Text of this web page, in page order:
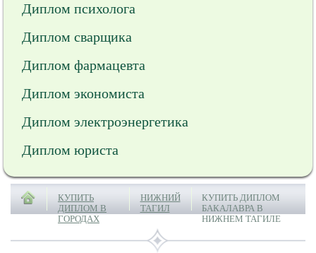
Диплом психолога
Диплом сварщика
Диплом фармацевта
Диплом экономиста
Диплом электроэнергетика
Диплом юриста
КУПИТЬ
ДИПЛОМ В
ГОРОДАХ
НИЖНИЙ
ТАГИЛ
КУПИТЬ ДИПЛОМ
БАКАЛАВРА В
НИЖНЕМ ТАГИЛЕ